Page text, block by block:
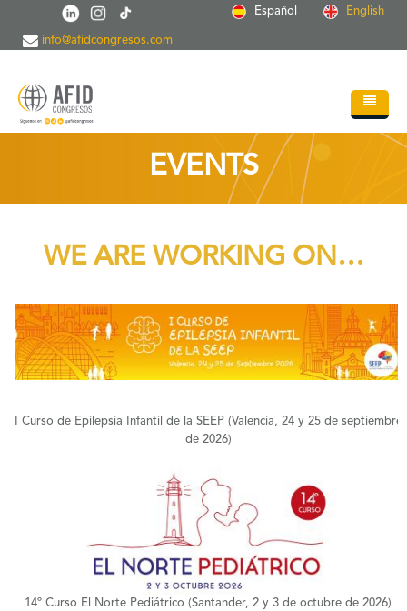
Skip to main content Español English
info@afidcongresos.com
Events
Blog
Contact
EVENTS
WE ARE WORKING ON…
+
I Curso de Epilepsia Infantil de la SEEP (Valencia, 24 y 25 de septiembre
de 2026)
+
14º Curso El Norte Pediátrico (Santander, 2 y 3 de octubre de 2026)